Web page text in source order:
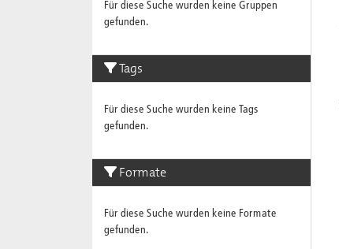
Für diese Suche wurden keine Gruppen
gefunden.
Tags
Für diese Suche wurden keine Tags
gefunden.
Formate
Für diese Suche wurden keine Formate
gefunden.